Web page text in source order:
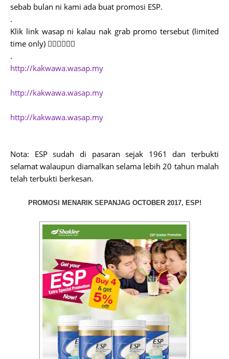
sebab bulan ni kami ada buat promosi ESP.
.
Klik link wasap ni kalau nak grab promo tersebut (limited
time only) 👇🏼👇🏼👇🏼
.
http://kakwawa.wasap.my
http://kakwawa.wasap.my
http://kakwawa.wasap.my
Nota: ESP sudah di pasaran sejak 1961 dan terbukti
selamat walaupun diamalkan selama lebih 20 tahun malah
telah terbukti berkesan.
PROMOSI MENARIK SEPANJAG OCTOBER 2017, ESP!